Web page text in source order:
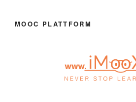
MOOC PLATTFORM